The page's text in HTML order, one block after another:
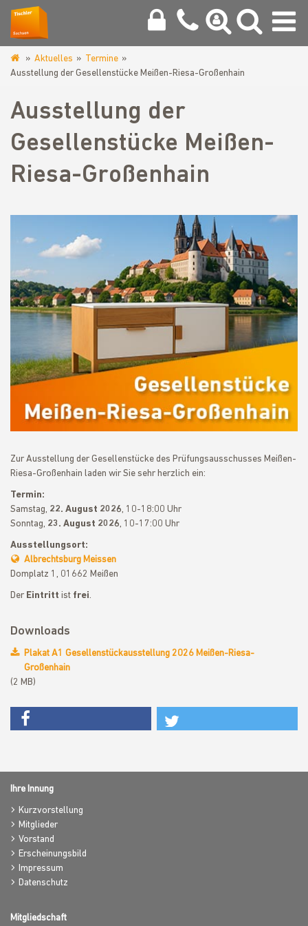
www.tischler-
chemnitz.de
Aktuelles
Termine
Ausstellung der Gesellenstücke Meißen-Riesa-Großenhain
Ausstellung der
Gesellenstücke Meißen-
Riesa-Großenhain
Zur Ausstellung der Gesellenstücke des Prüfungsausschusses Meißen-
Riesa-Großenhain laden wir Sie sehr herzlich ein:
Termin:
Samstag, 22. August 2026, 10-18:00 Uhr
Sonntag, 23. August 2026, 10-17:00 Uhr
Ausstellungsort:
Albrechtsburg Meissen
Domplatz 1, 01662 Meißen
Der Eintritt ist frei.
Downloads
Plakat A1 Gesellenstückausstellung 2026 Meißen-Riesa-
Großenhain
(2 MB)
Ihre Innung
Kurzvorstellung
Mitglieder
Vorstand
Erscheinungsbild
Impressum
Datenschutz
Mitgliedschaft